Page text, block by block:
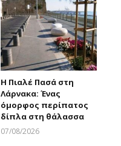
Η Πιαλέ Πασά στη
Λάρνακα: Ένας
όμορφος περίπατος
δίπλα στη θάλασσα
07/08/2026